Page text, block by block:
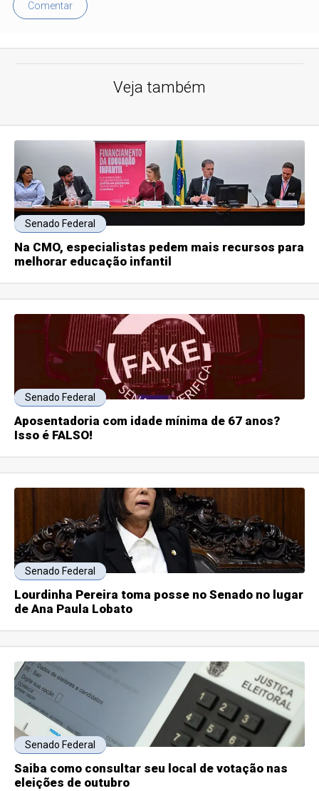
Comentar
Veja também
Senado Federal
Na CMO, especialistas pedem mais recursos para
melhorar educação infantil
Senado Federal
Aposentadoria com idade mínima de 67 anos?
Isso é FALSO!
Senado Federal
Lourdinha Pereira toma posse no Senado no lugar
de Ana Paula Lobato
Senado Federal
Saiba como consultar seu local de votação nas
eleições de outubro